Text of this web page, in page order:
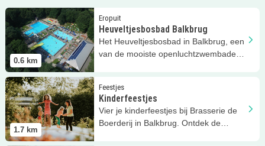
0.6 km
Eropuit
Heuveltjesbosbad Balkbrug
Het Heuveltjesbosbad in Balkbrug, een
van de mooiste openluchtzwembaden
Lees meer Heuveltjesbosbad Balkbrug
1.7 km
Feestjes
Kinderfeestjes
Vier je kinderfeestjes bij Brasserie de
Boerderij in Balkbrug. Ontdek de
Lees meer Kinderfeestjes